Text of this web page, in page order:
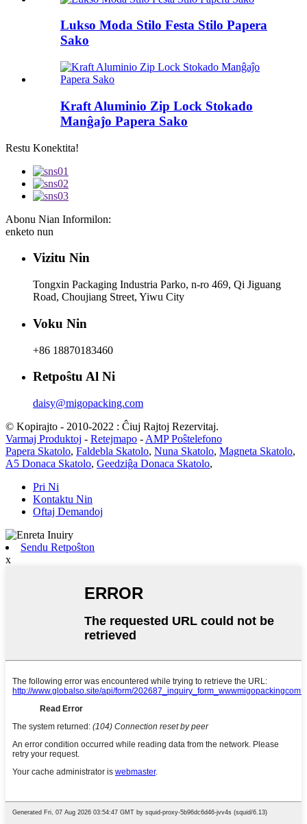
Lukso Moda Stilo Festa Stilo Papera
Sako
Kraft Aluminio Zip Lock Stokado
Manĝaĵo Papera Sako
Restu Konektita!
Abonu Nian Informilon:
enketo nun
Vizitu Nin
Tongxin Packaging Industria Parko, n-ro 469, Qi Jiguang
Road, Choujiang Street, Yiwu City
Voku Nin
+86 18870183460
Retpoŝtu Al Ni
daisy@migopacking.com
© Kopirajto - 2010-2022 : Ĉiuj Rajtoj Rezervitaj.
Varmaj Produktoj - Retejmapo - AMP Poŝtelefono
Papera Skatolo, Faldebla Skatolo, Nuna Skatolo, Magneta Skatolo,
A5 Donaca Skatolo, Geedziĝa Donaca Skatolo,
Pri Ni
Kontaktu Nin
Oftaj Demandoj
Sendu Retpoŝton
x